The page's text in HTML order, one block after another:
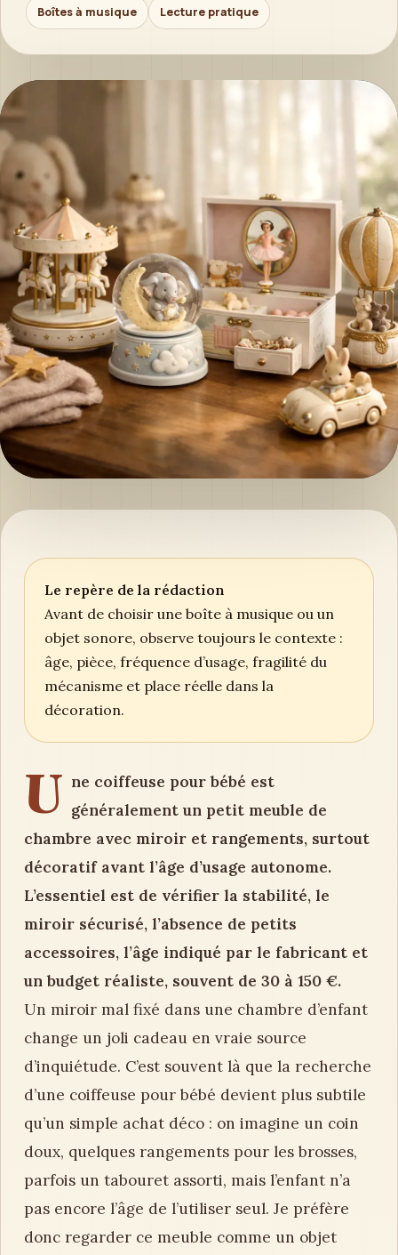
Boîtes à musique Lecture pratique
Le repère de la rédaction
Avant de choisir une boîte à musique ou un
objet sonore, observe toujours le contexte :
âge, pièce, fréquence d’usage, fragilité du
mécanisme et place réelle dans la
décoration.
U ne coiffeuse pour bébé est
généralement un petit meuble de
chambre avec miroir et rangements, surtout
décoratif avant l’âge d’usage autonome.
L’essentiel est de vérifier la stabilité, le
miroir sécurisé, l’absence de petits
accessoires, l’âge indiqué par le fabricant et
un budget réaliste, souvent de 30 à 150 €.
Un miroir mal fixé dans une chambre d’enfant
change un joli cadeau en vraie source
d’inquiétude. C’est souvent là que la recherche
d’une coiffeuse pour bébé devient plus subtile
qu’un simple achat déco : on imagine un coin
doux, quelques rangements pour les brosses,
parfois un tabouret assorti, mais l’enfant n’a
pas encore l’âge de l’utiliser seul. Je préfère
donc regarder ce meuble comme un objet